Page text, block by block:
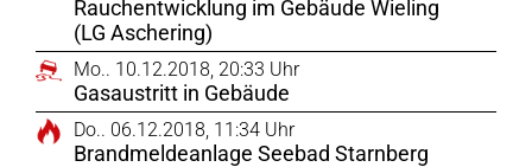
Rauchentwicklung im Gebäude Wieling
(LG Aschering)
Mo.. 10.12.2018, 20:33 Uhr
Gasaustritt in Gebäude
Do.. 06.12.2018, 11:34 Uhr
Brandmeldeanlage Seebad Starnberg